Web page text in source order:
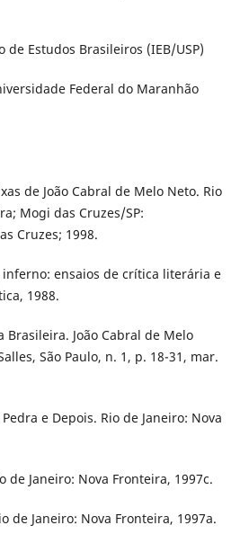
Estudos Brasileiros (IEB/USP)
Federal do Maranhão
de João Cabral de Melo Neto. Rio
Mogi das Cruzes/SP:
Cruzes; 1998.
inferno: ensaios de crítica literária e
1988.
Brasileira. João Cabral de Melo
São Paulo, n. 1, p. 18-31, mar.
Pedra e Depois. Rio de Janeiro: Nova
de Janeiro: Nova Fronteira, 1997c.
de Janeiro: Nova Fronteira, 1997a.